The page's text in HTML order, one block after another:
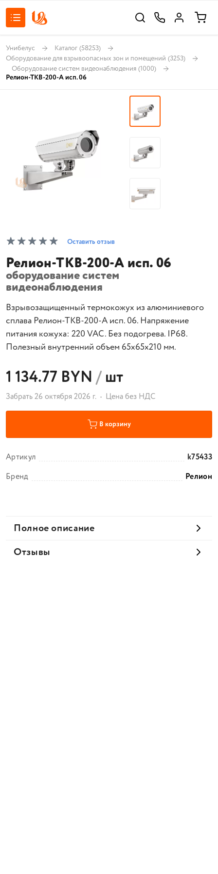
Унибелус Каталог (58253)
Оборудование для взрывоопасных зон и помещений (3253)
Оборудование систем видеонаблюдения (1000)
Релион-ТКВ-200-А исп. 06
Оставить отзыв
Релион-ТКВ-200-А исп. 06
оборудование систем
видеонаблюдения
Взрывозащищенный термокожух из алюминиевого
сплава Релион-ТКВ-200-А исп. 06. Напряжение
питания кожуха: 220 VAC. Без подогрева. IP68.
Полезный внутренний объем 65х65х210 мм.
1 134.77 BYN/шт
Забрать 26 октября 2026 г. Цена без НДС
В корзину
Артикул
k75433
Бренд
Релион
Полное описание
Отзывы